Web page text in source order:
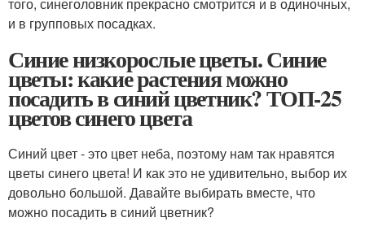
и в групповых посадках.
Синие низкорослые цветы. Синие
цветы: какие растения можно
посадить в синий цветник? ТОП-25
цветов синего цвета
Синий цвет - это цвет неба, поэтому нам так нравятся
цветы синего цвета! И как это не удивительно, выбор их
довольно большой. Давайте выбирать вместе, что
можно посадить в синий цветник?